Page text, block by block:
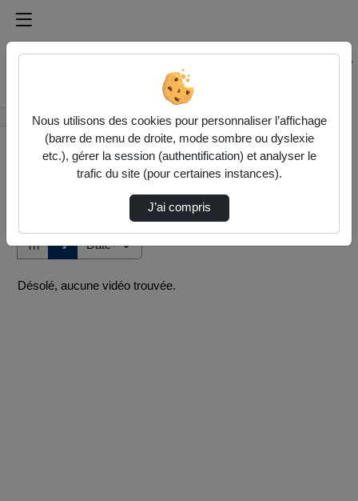
Médiathèque de l'université Paris
Rechercher un média sur Médiathèque de l'université
Accueil Vidéos
Tri ↘
Désolé, aucune vidéo trouvée.
Nous utilisons des cookies pour personnaliser l’affichage
(barre de menu de droite, mode sombre ou dyslexie
etc.), gérer la session (authentification) et analyser le
trafic du site (pour certaines instances).
J’ai compris